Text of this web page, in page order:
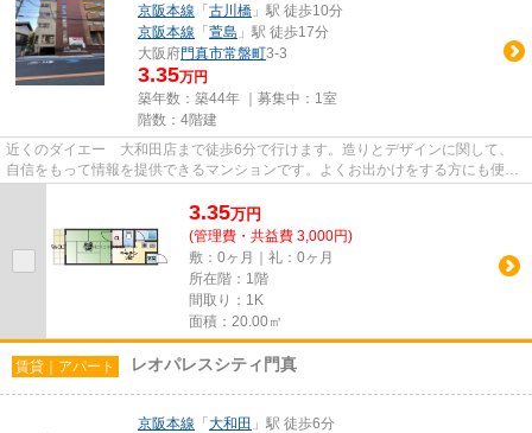
京阪本線 「 古川橋 」駅 徒歩10分
京阪本線 「 萱島 」駅 徒歩17分
大阪府門真市常盤町3-3
3.35万円
築年数：築44年 ｜募集中： 1室
階数：4階建
近くのダイエー 大和田店まで徒歩6分で行けます。造りとデザインに関して、
自信をもって情報を提供できるマンションです。よくお出かけをする方にも便利
3.35万円
(管理費・共益費 3,000円)
敷：0ヶ月｜礼：0ヶ月
所在階：1階
間取り：1K
面積：20.00㎡
賃貸｜アパート レオパレスシティ門真
京阪本線 「 大和田 」駅 徒歩6分